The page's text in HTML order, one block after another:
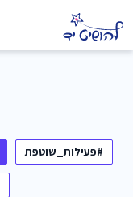
#פעילות_שוטפת